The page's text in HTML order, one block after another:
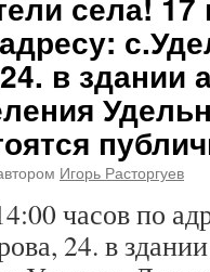
в здании
Игорь Расторгуев
часов по
24. в